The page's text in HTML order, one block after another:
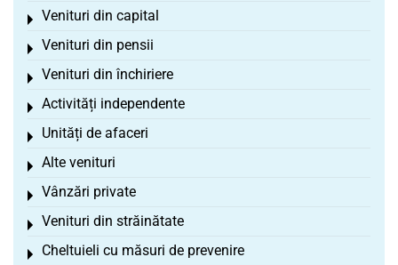
Venituri din capital
Toggle menu
Venituri din pensii
Toggle menu
Venituri din închiriere
Toggle menu
Activități independente
Toggle menu
Unități de afaceri
Toggle menu
Alte venituri
Toggle menu
Vânzări private
Toggle menu
Venituri din străinătate
Toggle menu
Cheltuieli cu măsuri de prevenire
Toggle menu